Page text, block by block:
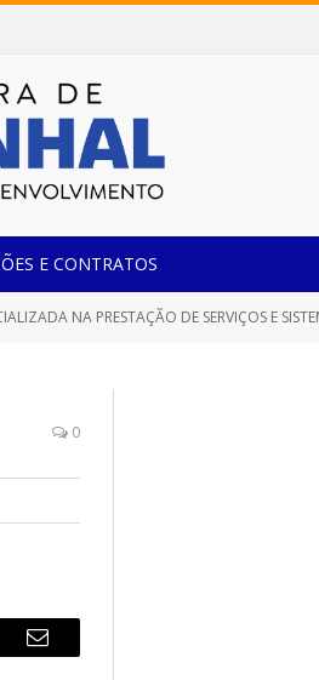
E CONTRATOS
DE SERVIÇOS E SISTEMA DE GESTÃO PESSOAL
0
E-